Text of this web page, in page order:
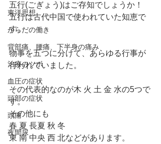
東洋思想
からだの働き
背部痛、腰痛、下半身の痛み
治療のツボ
血圧の症状
頭部の症状
頭痛
夜間尿
五行(ごぎょう)はご存知でしょうか！
五行は古代中国で使われていた知恵で
す。
物事を五つに分けて、あらゆる行事が
行われていました。
その代表的なのが木 火 土 金 水の5つで
す。
その他にも
春 夏 長夏 秋 冬
東 南 中央 西 北などがあります。